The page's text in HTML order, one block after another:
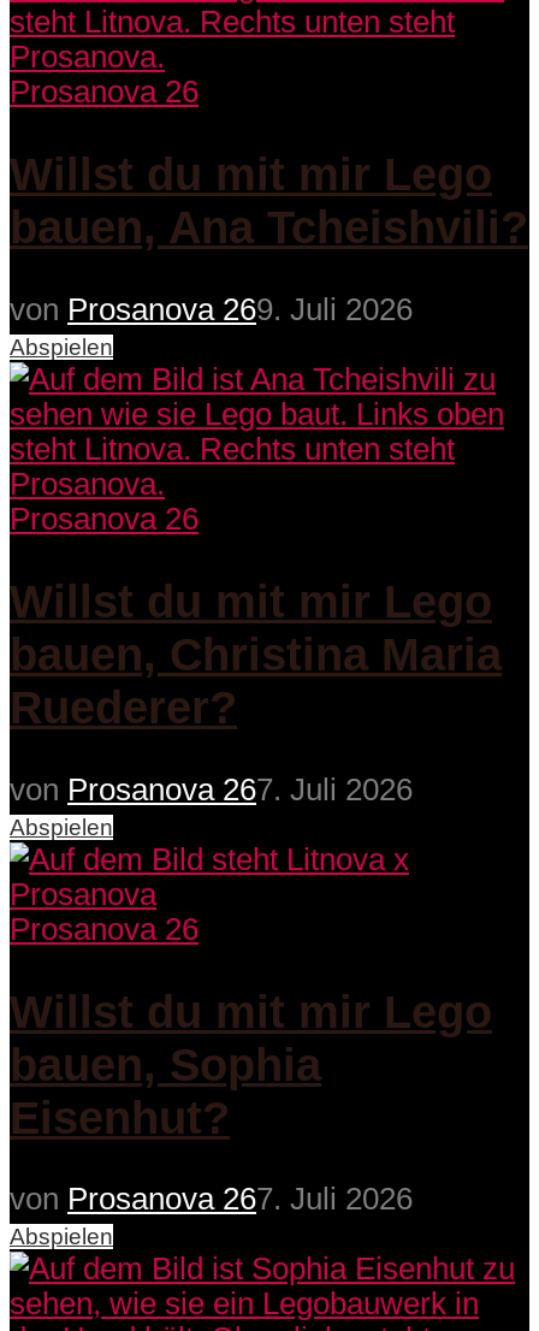
Prosanova 26
Willst du mit mir Lego
bauen, Ana Tcheishvili?
von Prosanova 269. Juli 2026
Abspielen
Prosanova 26
Willst du mit mir Lego
bauen, Christina Maria
Ruederer?
von Prosanova 267. Juli 2026
Abspielen
Prosanova 26
Willst du mit mir Lego
bauen, Sophia
Eisenhut?
von Prosanova 267. Juli 2026
Abspielen